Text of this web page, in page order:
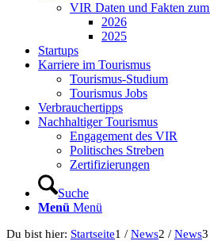
VIR Daten und Fakten
2026
2025
Startups
Karriere im Tourismus
Tourismus-Studium
Tourismus Jobs
Verbrauchertipps
Nachhaltiger Tourismus
Engagement des VIR
Politisches Streben
Zertifizierungen
Suche
Menü Menü
Du bist hier: Startseite1 / News2 / News3